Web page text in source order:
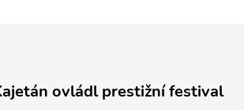
ovládl prestižní festival